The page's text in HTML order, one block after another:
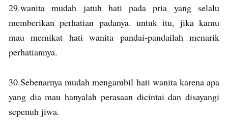
29.wanita mudah jatuh hati pada pria yang selalu
memberikan perhatian padanya. untuk itu, jika kamu
mau memikat hati wanita pandai-pandailah menarik
perhatiannya.
30.Sebenarnya mudah mengambil hati wanita karena apa
yang dia mau hanyalah perasaan dicintai dan disayangi
sepenuh jiwa.